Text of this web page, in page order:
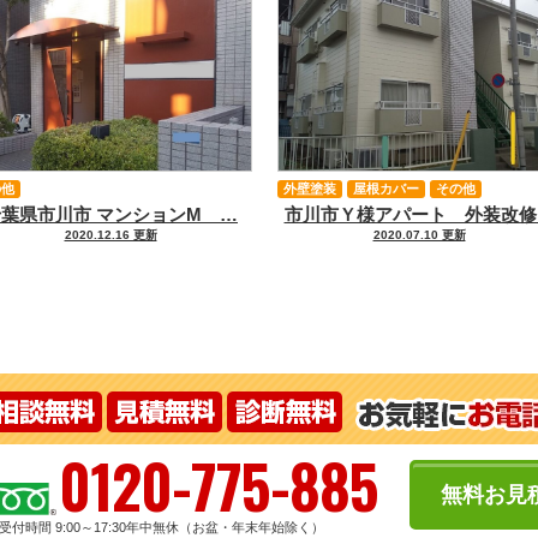
県市川市 マンションM …
2020.12.16 更新
市川市Ｙ様アパート 外装改
2020.07.10 更新
外壁塗装 屋根カバー その他
0120-775-885
受付時間 9:00～17:30年中無休（お盆・年末年始除く）
無料お見